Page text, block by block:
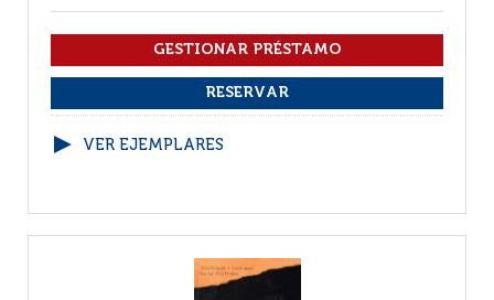
VER EJEMPLARES